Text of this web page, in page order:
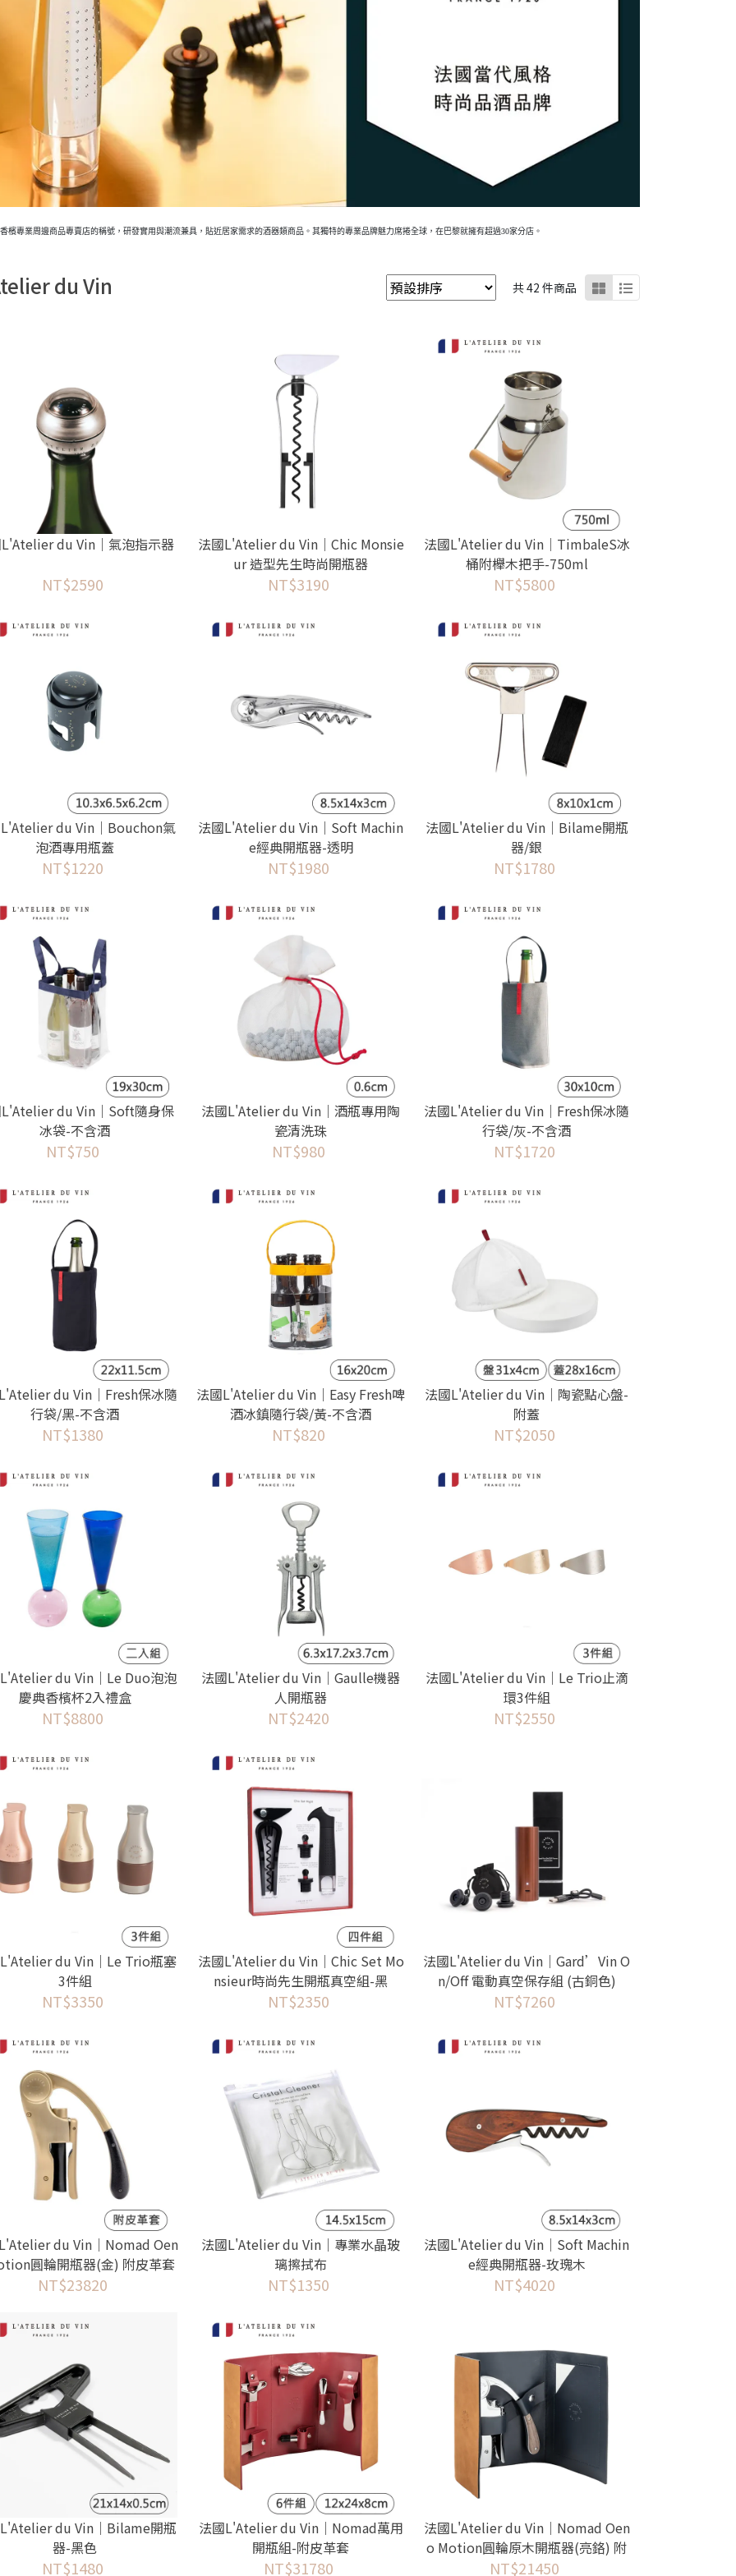
檳專業周邊商品專賣店的稱號，研發實用與潮流兼具，貼近居家需求的酒器類商品。其獨特的專業品牌魅力席捲全球，在巴黎就擁有超過30家分店。
du Vin 共 42 件商品
du Vin｜氣泡指示器
NT$2590
法國L'Atelier du Vin｜Chic Monsie
ur 造型先生時尚開瓶器
NT$3190
法國L'Atelier du Vin｜TimbaleS冰
桶附櫸木把手-750ml
NT$5800
du Vin｜Bouchon氣
泡酒專用瓶蓋
NT$1220
法國L'Atelier du Vin｜Soft Machin
e經典開瓶器-透明
NT$1980
法國L'Atelier du Vin｜Bilame開瓶
器/銀
NT$1780
du Vin｜Soft隨身保
冰袋-不含酒
NT$750
法國L'Atelier du Vin｜酒瓶專用陶
瓷清洗珠
NT$980
法國L'Atelier du Vin｜Fresh保冰隨
行袋/灰-不含酒
NT$1720
du Vin｜Fresh保冰隨
行袋/黑-不含酒
NT$1380
法國L'Atelier du Vin｜Easy Fresh啤
酒冰鎮隨行袋/黃-不含酒
NT$820
法國L'Atelier du Vin｜陶瓷點心盤-
附蓋
NT$2050
du Vin｜Le Duo泡泡
慶典香檳杯2入禮盒
NT$8800
法國L'Atelier du Vin｜Gaulle機器
人開瓶器
NT$2420
法國L'Atelier du Vin｜Le Trio止滴
環3件組
NT$2550
du Vin｜Le Trio瓶塞
3件組
NT$3350
法國L'Atelier du Vin｜Chic Set Mo
nsieur時尚先生開瓶真空組-黑
NT$2350
法國L'Atelier du Vin｜Gard’Vin O
n/Off 電動真空保存組 (古銅色)
NT$7260
du Vin｜Nomad Oen
圓輪開瓶器(金) 附皮革套
(垂直槓桿式)
NT$23820
法國L'Atelier du Vin｜專業水晶玻
璃擦拭布
NT$1350
法國L'Atelier du Vin｜Soft Machin
e經典開瓶器-玫瑰木
NT$4020
du Vin｜Bilame開瓶
器-黑色
NT$1480
法國L'Atelier du Vin｜Nomad萬用
開瓶組-附皮革套
NT$31780
法國L'Atelier du Vin｜Nomad Oen
o Motion圓輪原木開瓶器(亮鉻) 附
皮革套 (垂直槓桿式)
NT$21450